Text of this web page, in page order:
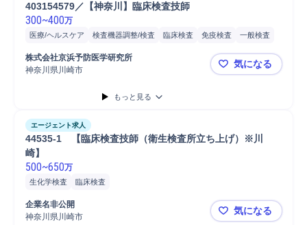
403154579／【神奈川】臨床検査技師
300~400万
医療/ヘルスケア 検査機器調整/検査 臨床検査 免疫検査
一般検査
病理検査
採血
株式会社京浜予防医学研究所
神奈川県川崎市
403154579
気になる
もっと見る
エージェント求人
44535-1　【臨床検査技師（衛生検査所立ち上げ）※川
崎】
500~650万
生化学検査 臨床検査
企業名非公開
神奈川県川崎市
44535-1 【
気になる